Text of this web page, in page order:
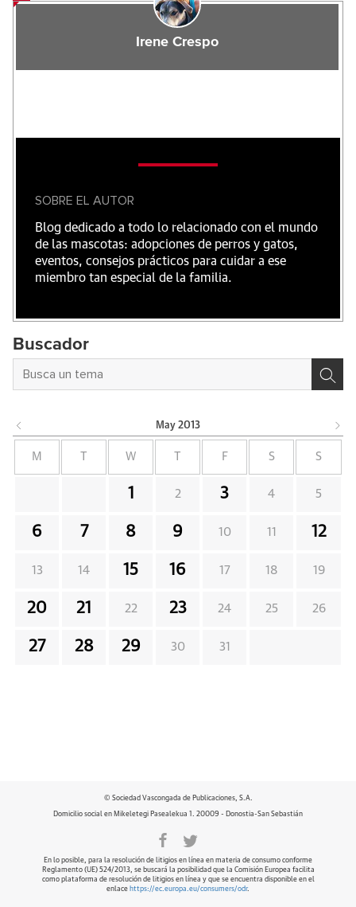
Irene Crespo
SOBRE EL AUTOR
Blog dedicado a todo lo relacionado con el mundo
de las mascotas: adopciones de perros y gatos,
eventos, consejos prácticos para cuidar a ese
miembro tan especial de la familia.
Buscador
May 2013
M T W T F S S
1 2 3 4 5
6 7 8 9 10 11 12
13 14 15 16 17 18 19
20 21 22 23 24 25 26
27 28 29 30 31
© Sociedad Vascongada de Publicaciones, S.A.
Domicilio social en Mikeletegi Pasealekua 1. 20009 - Donostia-San Sebastián
En lo posible, para la resolución de litigios en línea en materia de consumo conforme
Reglamento (UE) 524/2013, se buscará la posibilidad que la Comisión Europea facilita
como plataforma de resolución de litigios en línea y que se encuentra disponible en el
enlace https://ec.europa.eu/consumers/odr.